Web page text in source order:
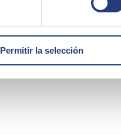
Permitir la selección